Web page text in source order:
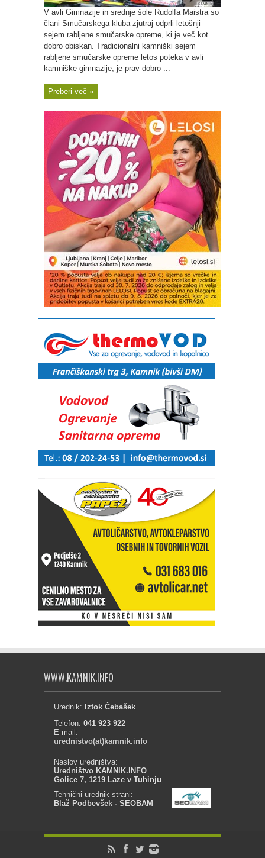
V avli Gimnazije in srednje šole Rudolfa Maistra so
člani Smučarskega kluba zjutraj odprli letošnji
sejem rabljene smučarske opreme, ki je več kot
dobro obiskan. Tradicionalni kamniški sejem
rabljene smučarske opreme letos poteka v avli
kamniške gimnazije, je prav dobro ...
Preberi več »
WWW.KAMNIK.INFO
Urednik: Iztok Čebašek
Telefon: 041 923 922
E-mail:
urednistvo(at)kamnik.info
Naslov uredništva:
Uredništvo KAMNIK.INFO
Golice 7, 1219 Laze v Tuhinju
Tehnični urednik strani:
Blaž Podbevšek - SEOBAM